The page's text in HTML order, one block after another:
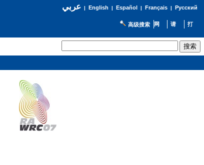
عربي| English | Español | Français| Русский
高级搜索